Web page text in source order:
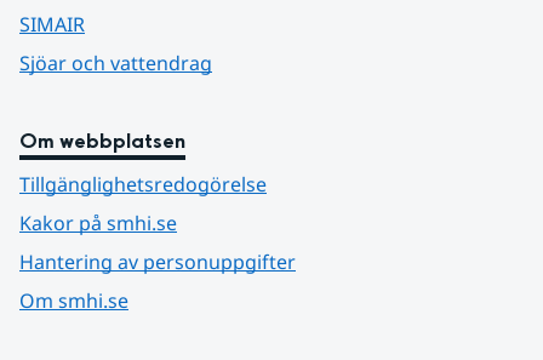
SIMAIR
Sjöar och vattendrag
Om webbplatsen
Tillgänglighetsredogörelse
Kakor på smhi.se
Hantering av personuppgifter
Om smhi.se